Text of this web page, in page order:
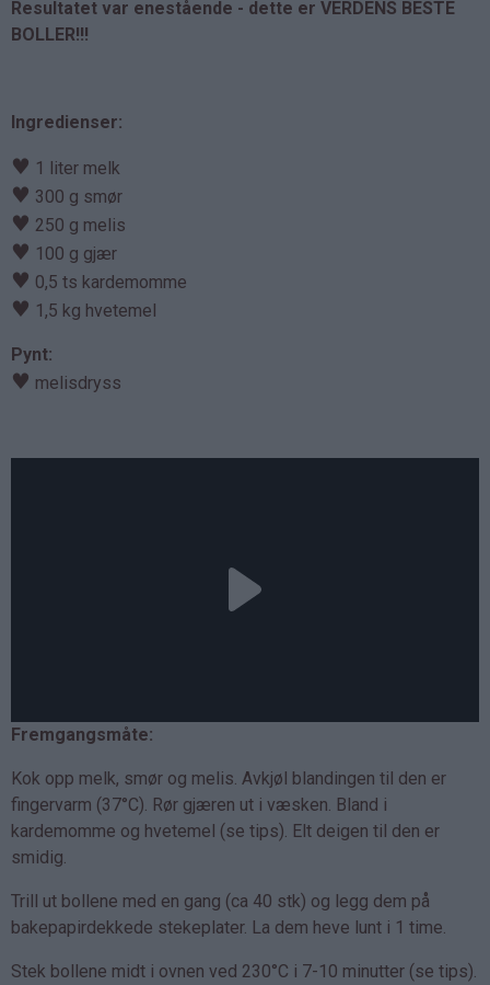
Resultatet var enestående - dette er VERDENS BESTE
BOLLER!!!
Ingredienser:
♥ 1 liter melk
♥ 300 g smør
♥ 250 g melis
♥ 100 g gjær
♥ 0,5 ts kardemomme
♥ 1,5 kg hvetemel
Pynt:
♥ melisdryss
Fremgangsmåte:
Kok opp melk, smør og melis. Avkjøl blandingen til den er
fingervarm (37°C). Rør gjæren ut i væsken. Bland i
kardemomme og hvetemel (se tips). Elt deigen til den er
smidig.
Trill ut bollene med en gang (ca 40 stk) og legg dem på
bakepapirdekkede stekeplater. La dem heve lunt i 1 time.
Stek bollene midt i ovnen ved 230°C i 7-10 minutter (se tips).